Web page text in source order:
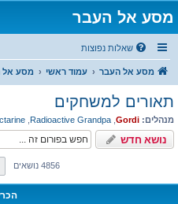
מסע אל העבר
שאלות נפוצות
מסע אל העבר עמוד ראשי מסע אל
תאורים למשחקים
מנהלים: Gordi
,
Radioactive Grandpa
,
נושא חדש
4856 נושאיםדף1מתוך